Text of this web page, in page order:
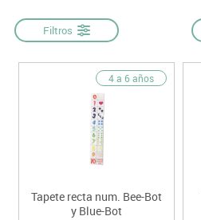
Filtros
4 a 6 años
Tapete recta num. Bee-Bot
y Blue-Bot